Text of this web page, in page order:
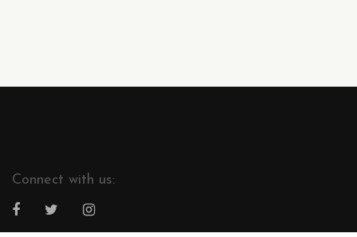
Connect with us: